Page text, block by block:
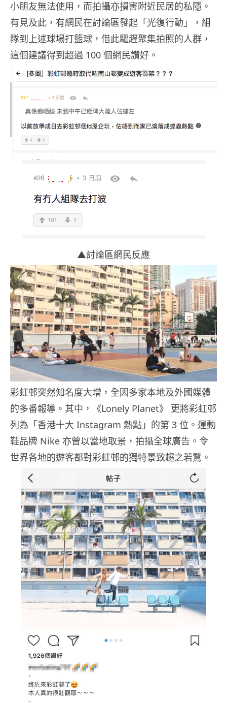
小朋友無法使用，而拍攝亦損害附近民居的私隱。
有見及此，有網民在討論區發起「光復行動」，組
隊到上述球場打籃球，借此驅趕聚集拍照的人群，
這個建議得到超過 100 個網民讚好。
▲討論區網民反應
彩虹邨突然知名度大增，全因多家本地及外國媒體
的多番報導。其中，《Lonely Planet》 更將彩虹邨
列為「香港十大 Instagram 熱點」的第 3 位。運動
鞋品牌 Nike 亦曾以當地取景，拍攝全球廣告。令
世界各地的遊客都對彩虹邨的獨特景致趨之若鶩。